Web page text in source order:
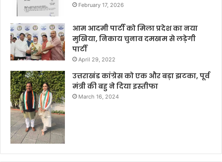
February 17, 2026
आम आदमी पार्टी को मिला प्रदेश का नया
मुखिया, निकाय चुनाव दमखम से लड़ेगी
पार्टी
April 29, 2022
उत्तराखंड कांग्रेस को एक और बड़ा झटका, पूर्व
मंत्री की बहु ने दिया इस्तीफा
March 16, 2024